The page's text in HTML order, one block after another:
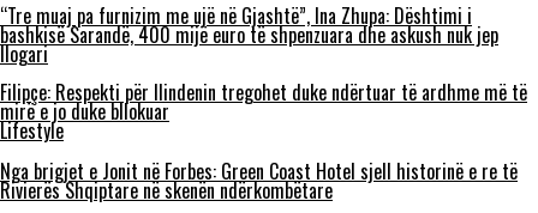
“Tre muaj pa furnizim me ujë në Gjashtë”, Ina Zhupa: Dështimi i
bashkisë Sarandë, 400 mijë euro të shpenzuara dhe askush nuk jep
llogari
Filipçe: Respekti për Ilindenin tregohet duke ndërtuar të ardhme më të
mirë e jo duke bllokuar
Lifestyle
Nga brigjet e Jonit në Forbes: Green Coast Hotel sjell historinë e re të
Rivierës Shqiptare në skenën ndërkombëtare